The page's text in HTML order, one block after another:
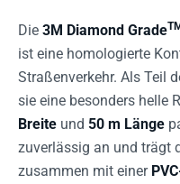
Die 3M Diamond GradeTM
ist eine homologierte
Straßenverkehr. Als Teil
sie eine besonders helle
Breite und 50 m Länge
zuverlässig an und trägt
zusammen mit einer